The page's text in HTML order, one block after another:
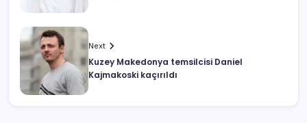
Next
Kuzey Makedonya temsilcisi Daniel
Kajmakoski kaçırıldı